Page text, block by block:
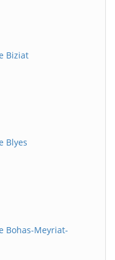
Biziat
Blyes
Bohas-Meyriat-